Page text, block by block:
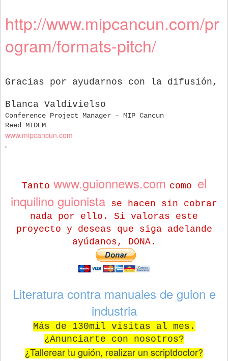
http://www.mipcancun.com/pr
ogram/formats-pitch/
Gracias por ayudarnos con la difusión,
Blanca Valdivielso
Conference Project Manager – MIP Cancun
Reed MIDEM
www.mipcancun.com
Tanto www.guionnews.com como el
inquilino guionista se hacen sin cobrar
nada por ello. Si valoras este
proyecto y deseas que siga adelande
ayúdanos, DONA.
Literatura contra manuales de guion e
industria
Más de 130mil visitas al mes.
¿Anunciarte con nosotros?
¿Tallerear tu guión, realizar un scriptdoctor?